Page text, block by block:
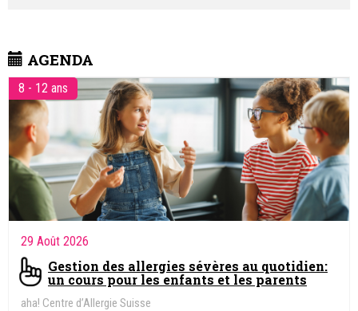
AGENDA
8 - 12 ans
29 Août 2026
Gestion des allergies sévères au quotidien:
un cours pour les enfants et les parents
aha! Centre d’Allergie Suisse